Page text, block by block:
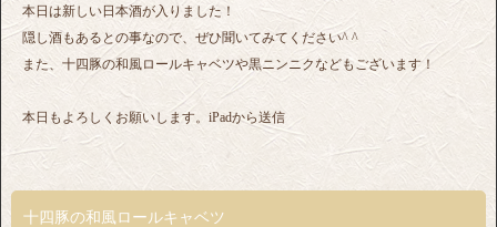
本日は新しい日本酒が入りました！
隠し酒もあるとの事なので、ぜひ聞いてみてください^ ^
また、十四豚の和風ロールキャベツや黒ニンニクなどもございます！
本日もよろしくお願いします。iPadから送信
十四豚の和風ロールキャベツ